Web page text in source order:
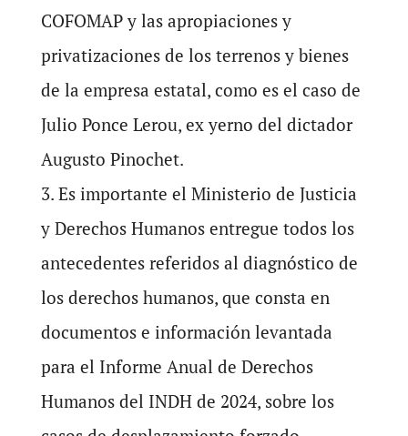
COFOMAP y las apropiaciones y
privatizaciones de los terrenos y bienes
de la empresa estatal, como es el caso de
Julio Ponce Lerou, ex yerno del dictador
Augusto Pinochet.
3. Es importante el Ministerio de Justicia
y Derechos Humanos entregue todos los
antecedentes referidos al diagnóstico de
los derechos humanos, que consta en
documentos e información levantada
para el Informe Anual de Derechos
Humanos del INDH de 2024, sobre los